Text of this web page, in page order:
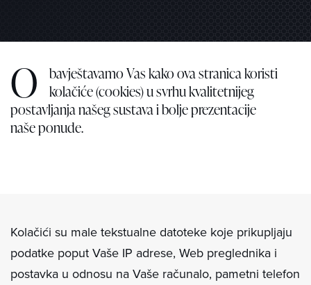
O
bavještavamo Vas kako ova stranica koristi
kolačiće (cookies) u svrhu kvalitetnijeg
postavljanja našeg sustava i bolje prezentacije
naše ponude.
Kolačići su male tekstualne datoteke koje prikupljaju
podatke poput Vaše IP adrese, Web preglednika i
postavka u odnosu na Vaše računalo, pametni telefon